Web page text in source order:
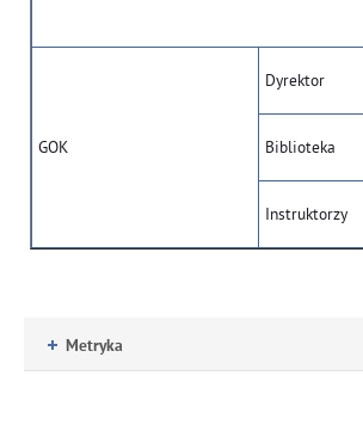
GOK
Dyrektor
Biblioteka
Instruktorzy
Metryka